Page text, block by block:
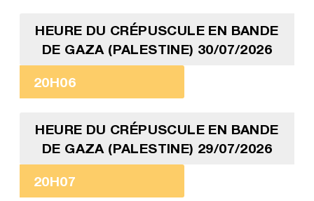
HEURE DU CRÉPUSCULE EN BANDE
DE GAZA (PALESTINE) 30/07/2026
20H06
HEURE DU CRÉPUSCULE EN BANDE
DE GAZA (PALESTINE) 29/07/2026
20H07